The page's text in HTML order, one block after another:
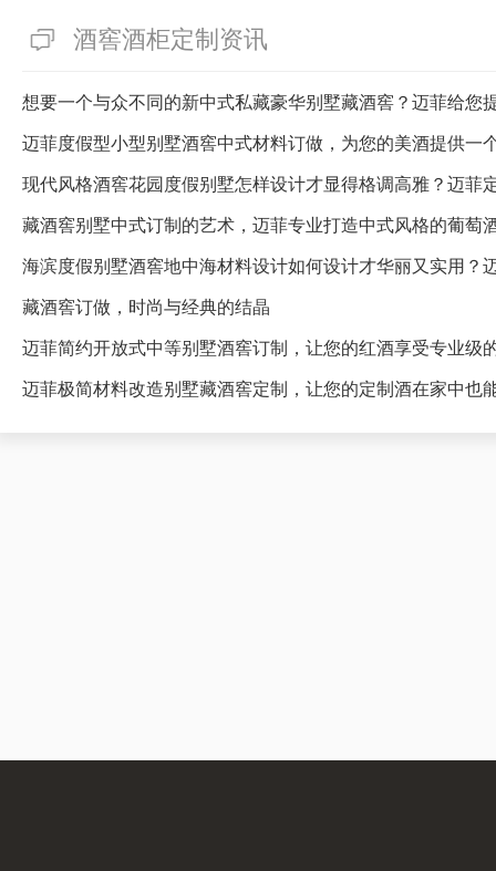
酒窖酒柜定制资讯
想要一个与众不同的新中式私藏豪华别墅藏酒窖？迈菲给您
迈菲度假型小型别墅酒窖中式材料订做，为您的美酒提供一
藏酒窖别墅中式订制的艺术，迈菲专业打造中式风格的葡萄
海滨度假别墅酒窖地中海材料设计如何设计才华丽又实用？
藏酒窖订做，时尚与经典的结晶
迈菲简约开放式中等别墅酒窖订制，让您的红酒享受专业级
迈菲极简材料改造别墅藏酒窖定制，让您的定制酒在家中也